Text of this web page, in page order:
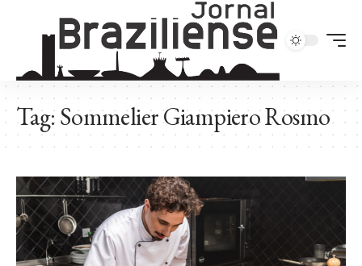
Tag:Sommelier Giampiero Rosmo